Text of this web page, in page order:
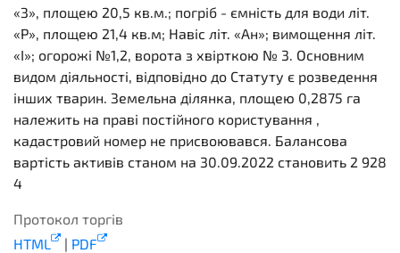
«З», площею 20,5 кв.м.; погріб - ємність для води літ.
«Р», площею 21,4 кв.м; Навіс літ. «Ан»; вимощення літ.
«І»; огорожі №1,2, ворота з хвірткою № 3. Основним
видом діяльності, відповідно до Статуту є розведення
інших тварин. Земельна ділянка, площею 0,2875 га
належить на праві постійного користування ,
кадастровий номер не присвоювався. Балансова
вартість активів станом на 30.09.2022 становить 2 928
4
Протокол торгів
HTML
| PDF